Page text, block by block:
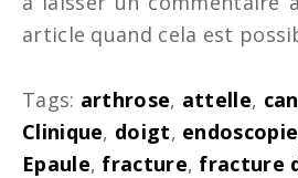
article quand cela est
Tags: arthrose, attelle,
Clinique, doigt, endoscopie
Epaule, fracture, fracture